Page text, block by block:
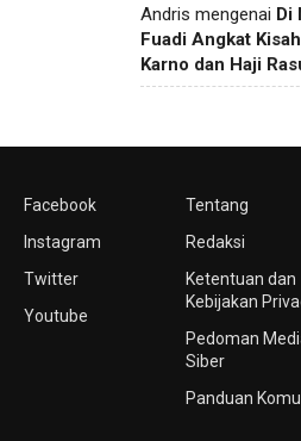
Andris mengenai Di
Fuadi Angkat
Karno dan Haji
Facebook
Instagram
Twitter
Youtube
Tentang
Redaksi
Ketentuan dan
Kebijakan
Pedoman
Siber
Panduan